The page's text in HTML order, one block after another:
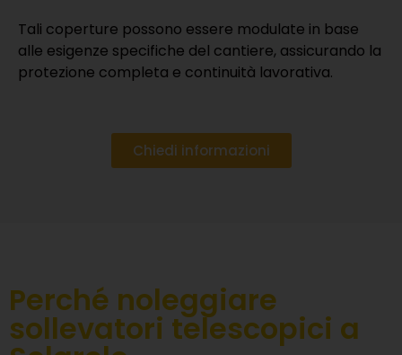
Tali coperture possono essere modulate in base
alle esigenze specifiche del cantiere, assicurando la
protezione completa e continuità lavorativa.
Chiedi informazioni
Perché noleggiare
sollevatori telescopici a